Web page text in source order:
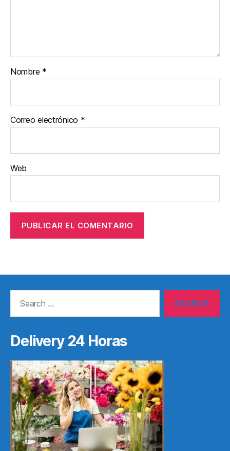
Nombre *
Correo electrónico *
Web
Delivery 24 Horas